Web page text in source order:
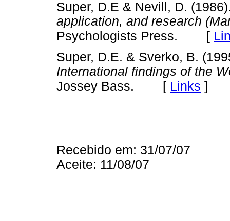
Super, D.E & Nevill, D.
application, and research
Psychologists Press. [
Super, D.E. & Sverko, B.
International findings of the
Jossey Bass. [ Links ]
Recebido em: 31/07/07
Aceite: 11/08/07